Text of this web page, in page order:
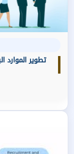
تطوير الموارد